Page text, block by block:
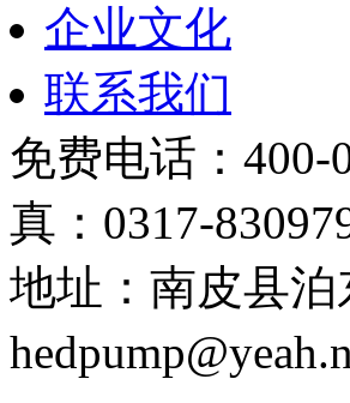
企业文化
联系我们
免费电话：
真：0317-
地址：南皮县